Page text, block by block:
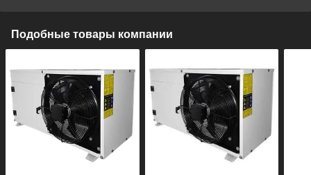
Подобные товары компании